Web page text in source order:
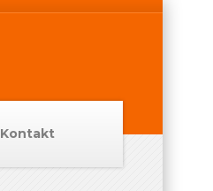
Kontakt